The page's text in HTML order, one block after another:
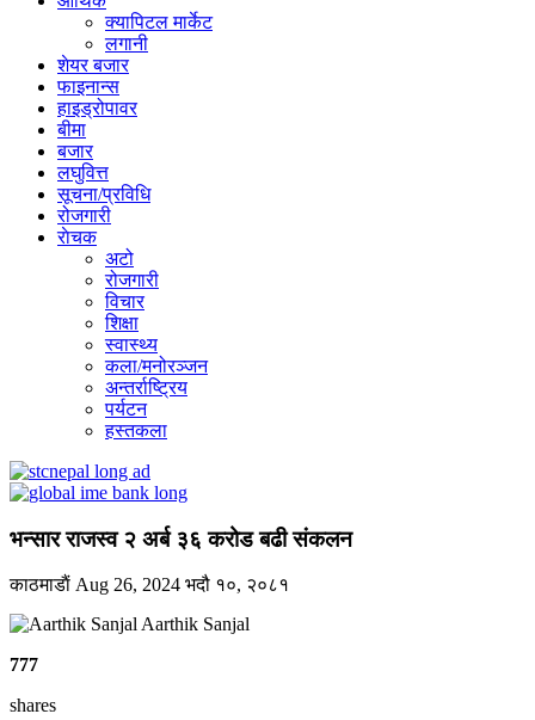
क्यापिटल मार्केट
लगानी
शेयर बजार
फाइनान्स
हाइड्रोपावर
बीमा
बजार
लघुवित्त
सूचना/प्रविधि
रोजगारी
राेचक
अटो
रोजगारी
विचार
शिक्षा
स्वास्थ्य
कला/मनोरञ्जन
अन्तर्राष्ट्रिय
पर्यटन
हस्तकला
भन्सार राजस्व २ अर्ब ३६ करोड बढी संकलन
काठमाडाैं Aug 26, 2024 भदौ १०, २०८१
Aarthik Sanjal
777
shares